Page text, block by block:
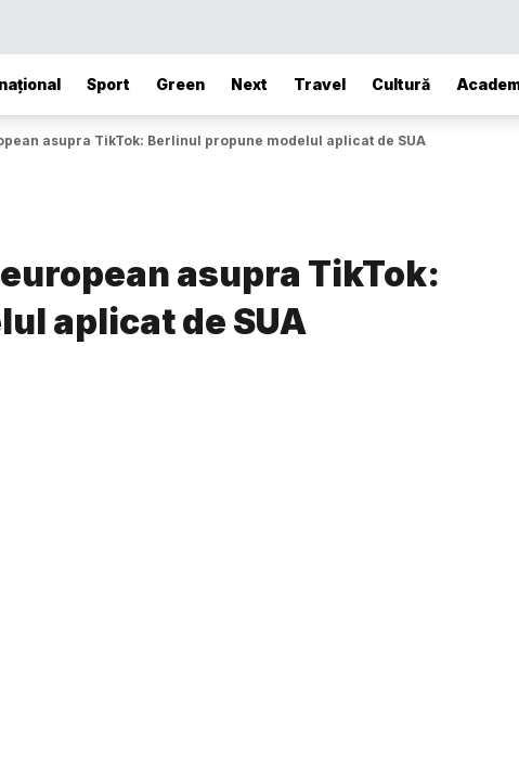
Sport Green Next Travel Cultură
asupra TikTok: Berlinul propune modelul aplicat de SUA
asupra TikTok:
aplicat de SUA